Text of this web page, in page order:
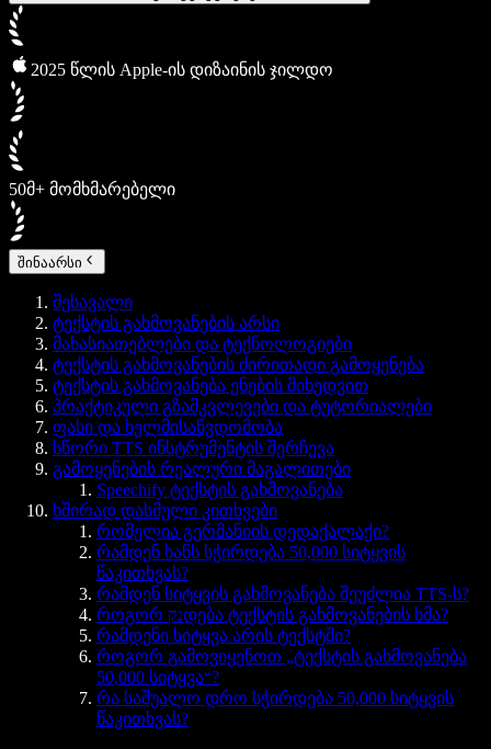
2025 წლის Apple-ის დიზაინის ჯილდო
50მ+ მომხმარებელი
შინაარსი
შესავალი
ტექსტის გახმოვანების არსი
მახასიათებლები და ტექნოლოგიები
ტექსტის გახმოვანების ძირითადი გამოყენება
ტექსტის გახმოვანება ენების მიხედვით
პრაქტიკული გზამკვლევები და ტუტორიალები
ფასი და ხელმისაწვდომობა
სწორი TTS ინსტრუმენტის შერჩევა
გამოყენების რეალური მაგალითები
Speechify ტექსტის გახმოვანება
ხშირად დასმული კითხვები
რომელია გერმანიის დედაქალაქი?
რამდენ ხანს სჭირდება 50,000 სიტყვის
წაკითხვას?
რამდენ სიტყვის გახმოვანება შეუძლია TTS-ს?
როგორ נקდება ტექსტის გახმოვანების ხმა?
რამდენი სიტყვა არის ტექსტში?
როგორ გამოვიყენოთ „ტექსტის გახმოვანება
50,000 სიტყვა“?
რა საშუალო დრო სჭირდება 50,000 სიტყვის
წაკითხვას?